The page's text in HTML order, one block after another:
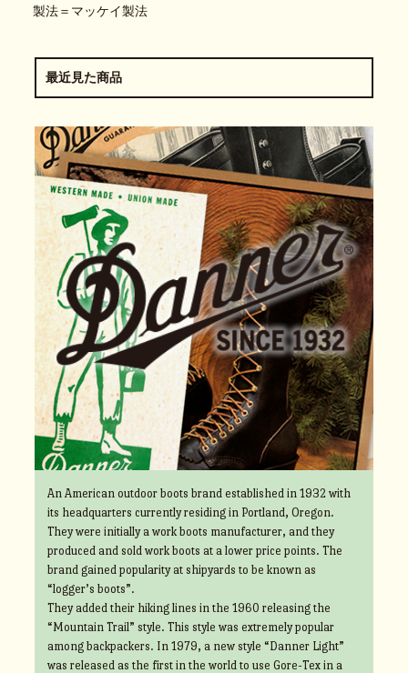
製法＝マッケイ製法
最近見た商品
An American outdoor boots brand established in 1932 with
its headquarters currently residing in Portland, Oregon.
They were initially a work boots manufacturer, and they
produced and sold work boots at a lower price points. The
brand gained popularity at shipyards to be known as
“logger’s boots”.
They added their hiking lines in the 1960 releasing the
“Mountain Trail” style. This style was extremely popular
among backpackers. In 1979, a new style “Danner Light”
was released as the first in the world to use Gore-Tex in a